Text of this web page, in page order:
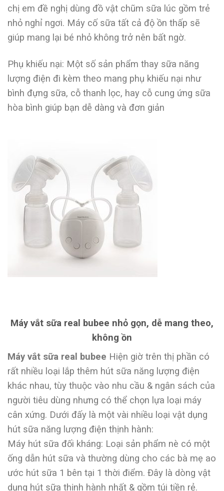
chị em đề nghị dùng đồ vật chũm sữa lúc gồm trẻ
nhỏ nghỉ ngơi. Máy cố sữa tất cả độ ồn thấp sẽ
giúp mang lại bé nhỏ không trở nên bất ngờ.
Phụ khiếu nại: Một số sản phẩm thay sữa năng
lượng điện đi kèm theo mang phụ khiếu nại như
bình đựng sữa, cỗ thanh lọc, hay cỗ cung ứng sữa
hòa bình giúp bạn dễ dàng và đơn giản
Máy vắt sữa real bubee nhỏ gọn, dễ mang theo,
không ồn
Máy vắt sữa real bubee Hiện giờ trên thị phần có
rất nhiều loại lắp thêm hút sữa năng lượng điện
khác nhau, tùy thuộc vào nhu cầu & ngân sách của
người tiêu dùng nhưng có thể chọn lựa loại máy
cân xứng. Dưới đấy là một vài nhiều loại vật dụng
hút sữa năng lượng điện thịnh hành:
Máy hút sữa đối kháng: Loại sản phẩm nè có một
ống dẫn hút sữa và thường dùng cho các bà mẹ ao
ước hút sữa 1 bên tại 1 thời điểm. Đây là dòng vật
dụng hút sữa thịnh hành nhất & gồm túi tiền rẻ.